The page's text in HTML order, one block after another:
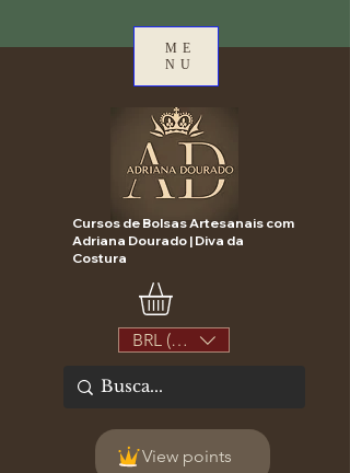
ME
NU
Cursos de Bolsas Artesanais com
Adriana Dourado | Diva da
Costura
BRL (R$)
View points